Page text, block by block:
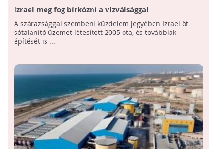
Izrael meg fog bírkózni a vízválsággal
A szárazsággal szembeni küzdelem jegyében Izrael öt
sótalanító üzemet létesített 2005 óta, és továbbiak
építését is ...